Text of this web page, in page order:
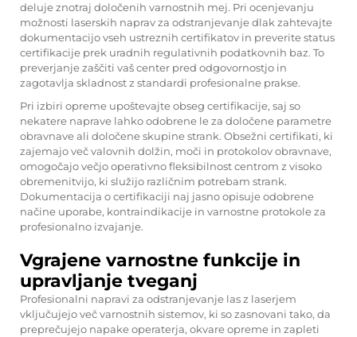
deluje znotraj določenih varnostnih mej. Pri ocenjevanju
možnosti laserskih naprav za odstranjevanje dlak zahtevajte
dokumentacijo vseh ustreznih certifikatov in preverite status
certifikacije prek uradnih regulativnih podatkovnih baz. To
preverjanje zaščiti vaš center pred odgovornostjo in
zagotavlja skladnost z standardi profesionalne prakse.
Pri izbiri opreme upoštevajte obseg certifikacije, saj so
nekatere naprave lahko odobrene le za določene parametre
obravnave ali določene skupine strank. Obsežni certifikati, ki
zajemajo več valovnih dolžin, moči in protokolov obravnave,
omogočajo večjo operativno fleksibilnost centrom z visoko
obremenitvijo, ki služijo različnim potrebam strank.
Dokumentacija o certifikaciji naj jasno opisuje odobrene
načine uporabe, kontraindikacije in varnostne protokole za
profesionalno izvajanje.
Vgrajene varnostne funkcije in
upravljanje tveganj
Profesionalni napravi za odstranjevanje las z laserjem
vključujejo več varnostnih sistemov, ki so zasnovani tako, da
preprečujejo napake operaterja, okvare opreme in zapleti